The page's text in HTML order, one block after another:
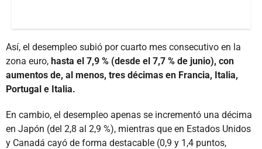
Así, el desempleo subió por cuarto mes consecutivo en la
zona euro, hasta el 7,9 % (desde el 7,7 % de junio), con
aumentos de, al menos, tres décimas en Francia, Italia,
Portugal e Italia.
En cambio, el desempleo apenas se incrementó una décima
en Japón (del 2,8 al 2,9 %), mientras que en Estados Unidos
y Canadá cayó de forma destacable (0,9 y 1,4 puntos,